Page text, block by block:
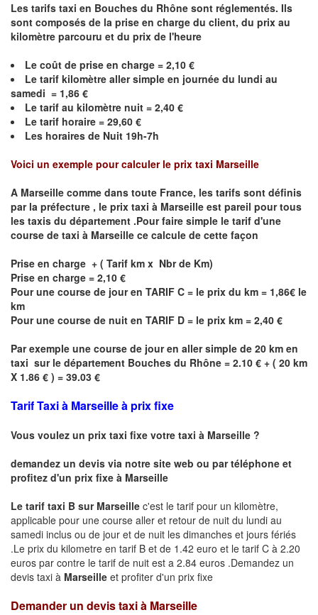
Les tarifs taxi en Bouches du Rhône sont réglementés. Ils
sont composés de la prise en charge du client, du prix au
kilomètre parcouru et du prix de l'heure
Le coût de prise en charge = 2,10 €
Le tarif kilomètre aller simple en journée du lundi au
samedi = 1,86 €
Le tarif au kilomètre nuit = 2,40 €
Le tarif horaire = 29,60 €
Les horaires de Nuit 19h-7h
Voici un exemple pour calculer le prix taxi Marseille
A Marseille comme dans toute France, les tarifs sont définis
par la préfecture , le prix taxi à Marseille est pareil pour tous
les taxis du département .Pour faire simple le tarif d'une
course de taxi à Marseille ce calcule de cette façon
Prise en charge + ( Tarif km x Nbr de Km)
Prise en charge = 2,10 €
Pour une course de jour en TARIF C = le prix du km = 1,86€ le
km
Pour une course de nuit en TARIF D = le prix km = 2,40 €
Par exemple une course de jour en aller simple de 20 km en
taxi sur le département Bouches du Rhône = 2.10 € + ( 20 km
X 1.86 € ) = 39.03 €
Tarif Taxi à Marseille à prix fixe
Vous voulez un prix taxi fixe votre taxi à Marseille ?
demandez un devis via notre site web ou par téléphone et
profitez d'un prix fixe à Marseille
Le tarif taxi B sur Marseille c'est le tarif pour un kilomètre,
applicable pour une course aller et retour de nuit du lundi au
samedi inclus ou de jour et de nuit les dimanches et jours fériés
.Le prix du kilometre en tarif B et de 1.42 euro et le tarif C à 2.20
euros par contre le tarif de nuit est a 2.84 euros .Demandez un
devis taxi à Marseille et profiter d'un prix fixe
Demander un devis taxi à Marseille